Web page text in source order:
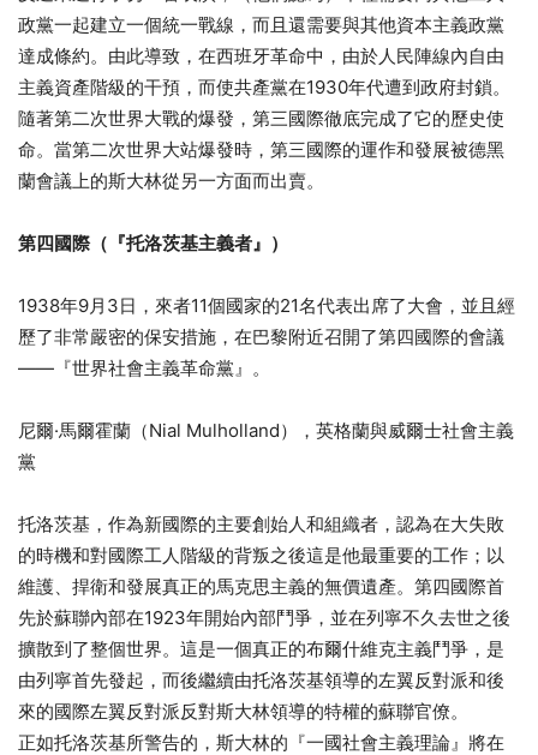
政黨一起建立一個統一戰線，而且還需要與其他資本主義政黨
達成條約。由此導致，在西班牙革命中，由於人民陣線內自由
主義資產階級的干預，而使共產黨在1930年代遭到政府封鎖。
隨著第二次世界大戰的爆發，第三國際徹底完成了它的歷史使
命。當第二次世界大站爆發時，第三國際的運作和發展被德黑
蘭會議上的斯大林從另一方面而出賣。
第四國際（『托洛茨基主義者』）
1938年9月3日，來者11個國家的21名代表出席了大會，並且經
歷了非常嚴密的保安措施，在巴黎附近召開了第四國際的會議
——『世界社會主義革命黨』。
尼爾·馬爾霍蘭（Nial Mulholland），英格蘭與威爾士社會主義
黨
托洛茨基，作為新國際的主要創始人和組織者，認為在大失敗
的時機和對國際工人階級的背叛之後這是他最重要的工作；以
維護、捍衛和發展真正的馬克思主義的無價遺產。第四國際首
先於蘇聯內部在1923年開始內部鬥爭，並在列寧不久去世之後
擴散到了整個世界。這是一個真正的布爾什維克主義鬥爭，是
由列寧首先發起，而後繼續由托洛茨基領導的左翼反對派和後
來的國際左翼反對派反對斯大林領導的特權的蘇聯官僚。
正如托洛茨基所警告的，斯大林的『一國社會主義理論』將在